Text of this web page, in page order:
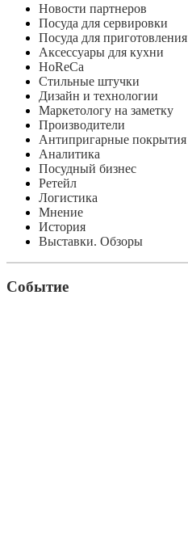
Новости партнеров
Посуда для сервировки
Посуда для приготовления
Аксессуары для кухни
HoReCa
Стильные штучки
Дизайн и технологии
Маркетологу на заметку
Производители
Антипригарные покрытия
Аналитика
Посудный бизнес
Ретейл
Логистика
Мнение
История
Выставки. Обзоры
Событие